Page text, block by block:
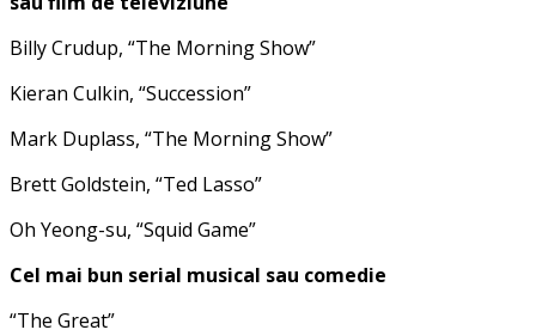
Billy Crudup, “The Morning Show”
Kieran Culkin, “Succession”
Mark Duplass, “The Morning Show”
Brett Goldstein, “Ted Lasso”
Oh Yeong-su, “Squid Game”
Cel mai bun serial musical sau comedie
“The Great”